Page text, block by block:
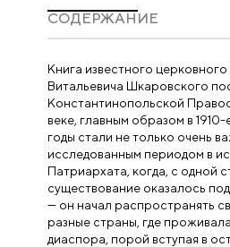
CОДЕРЖАНИЕ
Книга известного
Витальевича Шкаровского
Константинопольской
веке, главным образом в 1910-
годы стали не только очень
исследованным периодом в
Патриархата, когда, с одной
существование оказалось
— он начал распространять
разные страны, где
диаспора, порой вступая в